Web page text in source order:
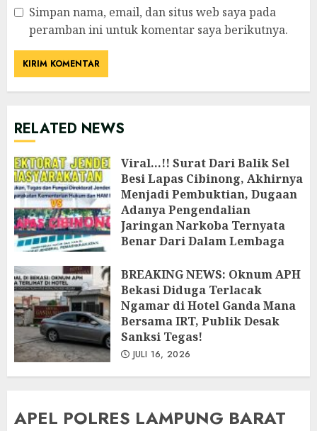
Simpan nama, email, dan situs web saya pada
peramban ini untuk komentar saya berikutnya.
RELATED NEWS
Viral…!! Surat Dari Balik Sel
Besi Lapas Cibinong, Akhirnya
Menjadi Pembuktian, Dugaan
Adanya Pengendalian
Jaringan Narkoba Ternyata
Benar Dari Dalam Lembaga
JULI 26, 2026
‎BREAKING NEWS: Oknum APH
Bekasi Diduga Terlacak
Ngamar di Hotel Ganda Mana
Bersama IRT, Publik Desak
Sanksi Tegas!
JULI 16, 2026
APEL POLRES LAMPUNG BARAT